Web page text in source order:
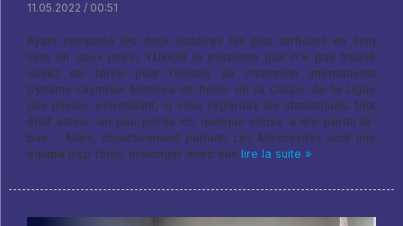
11.05.2022 / 00:51
Ayant remporté les deux victoires les plus difficiles en cinq
sets en deux jours, YUKIOR le troisième jour n'a pas trouvé
assez de force pour résister au champion international
Dynamo-Olympus Moscou en finale de la Coupe de la Ligue
des jeunes. cependant, si vous regardez les statistiques, tout
était autour: un peu perdu ici, quelque chose a été perdu là-
bas ... Mais, objectivement parlant, Les Moscovites sont une
équipe trop forte, prolonger avec eux lire la suite »